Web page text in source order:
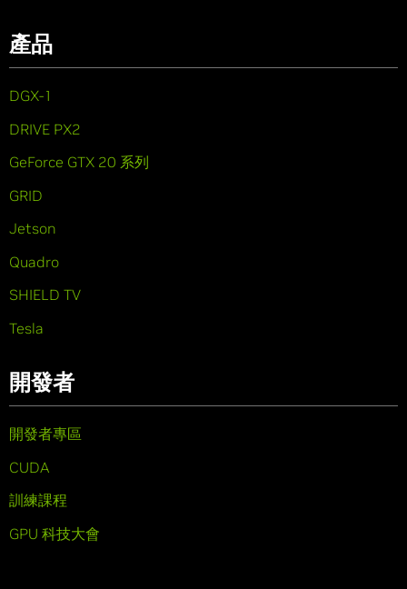
產品
DGX-1
DRIVE PX2
GeForce GTX 20 系列
GRID
Jetson
Quadro
SHIELD TV
Tesla
開發者
開發者專區
CUDA
訓練課程
GPU 科技大會